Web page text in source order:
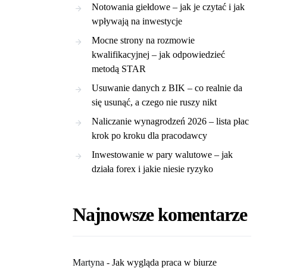
Notowania giełdowe – jak je czytać i jak
wpływają na inwestycje
Mocne strony na rozmowie
kwalifikacyjnej – jak odpowiedzieć
metodą STAR
Usuwanie danych z BIK – co realnie da
się usunąć, a czego nie ruszy nikt
Naliczanie wynagrodzeń 2026 – lista płac
krok po kroku dla pracodawcy
Inwestowanie w pary walutowe – jak
działa forex i jakie niesie ryzyko
Najnowsze komentarze
Martyna - ​Jak wygląda praca w biurze